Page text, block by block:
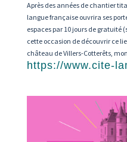
Après des années de chantier
langue française ouvrira ses
espaces par 10 jours de gratuité
cette occasion de découvrir ce
château de Villers-Cotterêts,
https://www.cite-